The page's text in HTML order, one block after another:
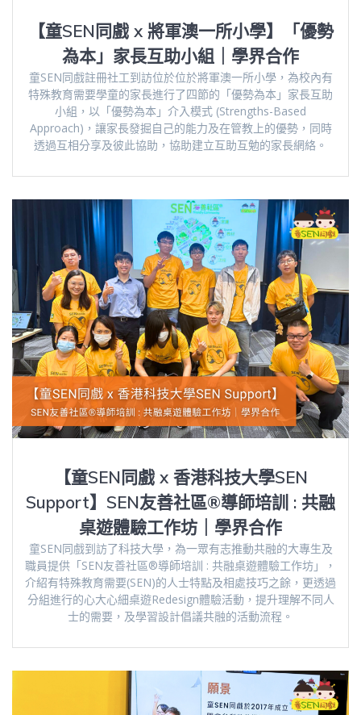
【童SEN同戲 x 將軍澳一所小學】「優勢
為本」家長互助小組｜學界合作
童SEN同戲註冊社工到訪位於位於將軍澳一所小學，為校內有
特殊教育需要學童的家長進行了四節的「優勢為本」家長互助
小組，以「優勢為本」介入模式 (Strengths-Based
Approach)，讓家長發掘自己的能力及在管教上的優勢，同時
透過互相分享及彼此協助，協助建立互助互勉的家長網絡。
【童SEN同戲 x 香港科技大學SEN
Support】SEN友善社區®️導師培訓 : 共融
桌遊體驗工作坊｜學界合作
童SEN同戲到訪了科技大學，為一眾有志推動共融的大專生及
職員提供「SEN友善社區®️導師培訓 : 共融桌遊體驗工作坊」，
介紹有特殊教育需要(SEN)的人士特點及相處技巧之餘，更透過
分組進行的心大心細桌遊Redesign體驗活動，提升理解不同人
士的需要，及學習設計倡議共融的活動流程。